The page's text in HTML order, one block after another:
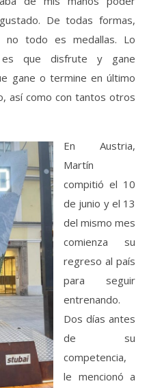
De todas formas,
no todo es medallas. Lo
es que disfrute y gane
gane o termine en último
así como con tantos otros
En Austria,
Martín
compitió el 10
de junio y el 13
del mismo mes
comienza su
regreso al país
para seguir
entrenando.
Dos días antes
de su
competencia,
le mencionó a